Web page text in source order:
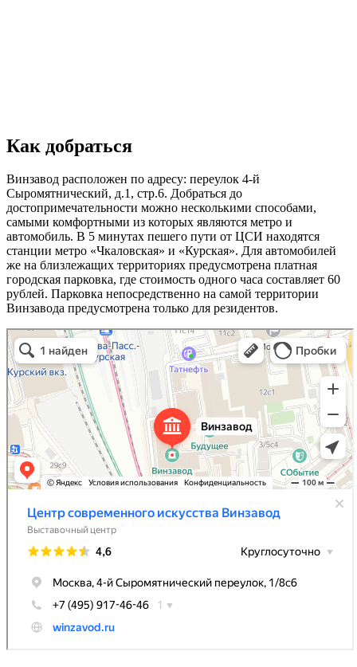
Как добраться
Винзавод расположен по адресу: переулок 4-й
Сыромятнический, д.1, стр.6. Добраться до
достопримечательности можно несколькими способами,
самыми комфортными из которых являются метро и
автомобиль. В 5 минутах пешего пути от ЦСИ находятся
станции метро «Чкаловская» и «Курская». Для автомобилей
же на близлежащих территориях предусмотрена платная
городская парковка, где стоимость одного часа составляет 60
рублей. Парковка непосредственно на самой территории
Винзавода предусмотрена только для резидентов.